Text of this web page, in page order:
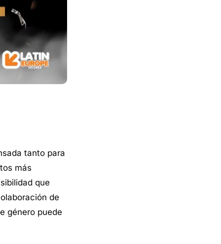
tanto para
más
que
de
género puede